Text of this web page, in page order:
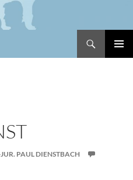
PAUL DIENSTBACH